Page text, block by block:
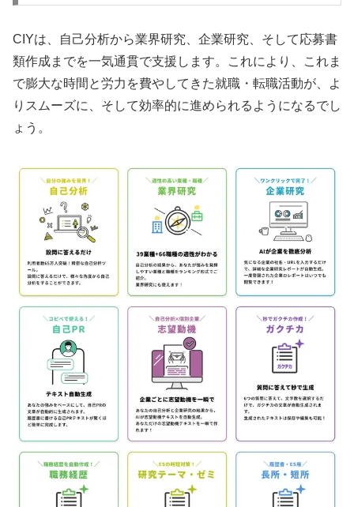
CIYは、自己分析から業界研究、企業研究、そして応募書
類作成までを一気通貫で支援します。これにより、これま
で膨大な時間と労力を費やしてきた就職・転職活動が、よ
りスムーズに、そして効率的に進められるようになるでし
ょう。